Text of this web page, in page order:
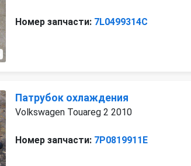
Номер запчасти: 7L0499314C
Патрубок охлаждения
Volkswagen Touareg 2 2010
Номер запчасти: 7P0819911E